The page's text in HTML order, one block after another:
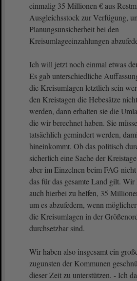
einmalig 35 Millionen € aus
Ausgleichsstock zur Verfügung,
Planungsunsicherheit bei den
Kreisumlageeinzahlungen
Ich will jetzt noch einmal etwas
Es gab unterschiedliche
die Kreisumlagen letztlich sein
den Kreistagen die Hebesätze
werden, dann erhalten sie die
die wir berechnet haben. Sie
tatsächlich gemindert werden,
hineinkommt. Ob das politisch
sicherlich eine Sache der
aber im Einzelnen beim FAG
das für das gesamte Land gilt. Wir
auch hierbei zu helfen, 35
um es abzufedern, wenn
die Kreisumlagen in der
durchsetzbar sind.
Wir haben also insgesamt ein
zugunsten der Kommunen
dieser Zeit zu unterstützen. - Ich